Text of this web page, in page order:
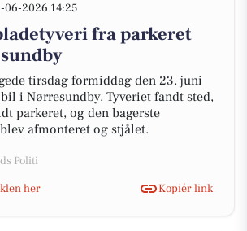
06-2026 14:25
fra parkeret
tirsdag formiddag den 23. juni
i Nørresundby. Tyveriet fandt sted,
parkeret, og den bagerste
afmonteret og stjålet.
Politi
her
Kopiér link